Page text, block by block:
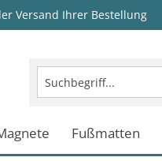
Versand Ihrer Bestellung
Fußmatten